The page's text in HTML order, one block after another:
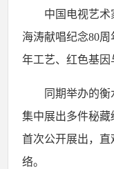
中国电视艺
海涛献唱纪念80周
年工艺、红色基因
同期举办的
集中展出多件秘
首次公开展出，
络。